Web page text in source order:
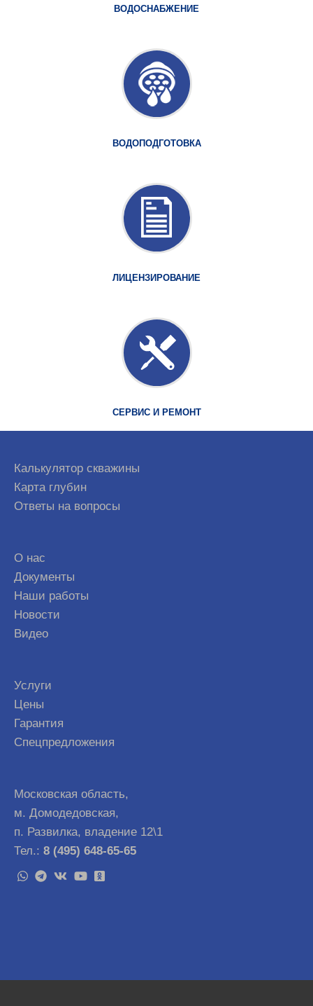
ВОДОСНАБЖЕНИЕ
ВОДОПОДГОТОВКА
ЛИЦЕНЗИРОВАНИЕ
СЕРВИС И РЕМОНТ
Калькулятор скважины
Карта глубин
Ответы на вопросы
О нас
Документы
Наши работы
Новости
Видео
Услуги
Цены
Гарантия
Спецпредложения
Московская область,
м. Домодедовская,
п. Развилка, владение 12\1
Тел.: 8 (495) 648-65-65